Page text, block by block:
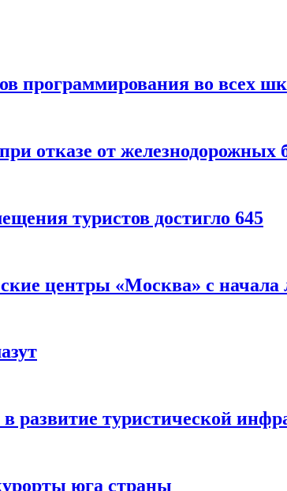
программирования во всех
отказе от железнодорожных
туристов достигло 645
центры «Москва» с начала
развитие туристической
юга страны